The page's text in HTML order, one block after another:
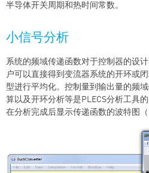
半导体开关周期和热时间常数。
小信号分析
系统的频域传递函数对于控制器的设
户可以直接得到变流器系统的开环或
型进行平均化。控制量到输出量的频
算以及开环分析等是PLECS分析工具
在分析完成后显示传递函数的波特图（